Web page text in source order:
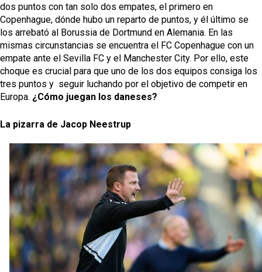
dos puntos con tan solo dos empates, el primero en
Copenhague, dónde hubo un reparto de puntos, y él último se
los arrebató al Borussia de Dortmund en Alemania. En las
mismas circunstancias se encuentra el FC Copenhague con un
empate ante el Sevilla FC y el Manchester City. Por ello, este
choque es crucial para que uno de los dos equipos consiga los
tres puntos y  seguir luchando por el objetivo de competir en
Europa. ¿Cómo juegan los daneses?
La pizarra de Jacop Neestrup